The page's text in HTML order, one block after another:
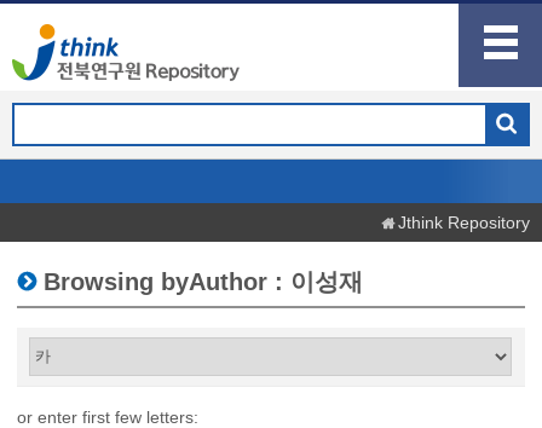
Jthink Repository
Browsing byAuthor : 이성재
or enter first few letters: